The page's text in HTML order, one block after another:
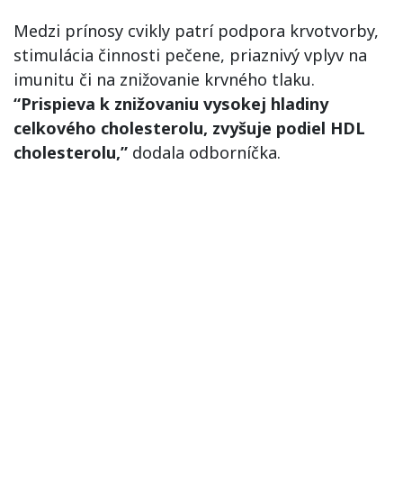
Medzi prínosy cvikly patrí podpora krvotvorby,
stimulácia činnosti pečene, priaznivý vplyv na
imunitu či na znižovanie krvného tlaku.
“Prispieva k znižovaniu vysokej hladiny
celkového cholesterolu, zvyšuje podiel HDL
cholesterolu,” dodala odborníčka.